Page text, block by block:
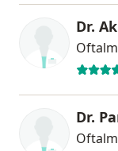
Dr.
Dr.